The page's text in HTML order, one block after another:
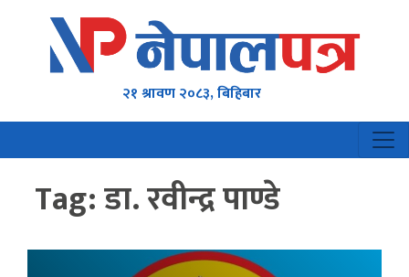
२१ श्रावण २०८३, बिहिबार
Tag:डा. रवीन्द्र पाण्डे